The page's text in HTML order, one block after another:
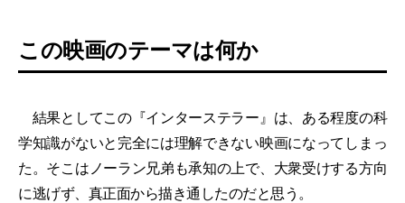
この映画のテーマは何か
結果としてこの『インターステラー』は、ある程度の科
学知識がないと完全には理解できない映画になってしまっ
た。そこはノーラン兄弟も承知の上で、大衆受けする方向
に逃げず、真正面から描き通したのだと思う。